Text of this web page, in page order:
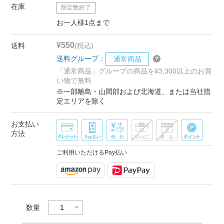
在庫 限定数終了
お一人様1点まで
送料 ¥550(税込)
送料グループ：
通常商品
「通常商品」グループの商品を¥3,300以上のお買
い物で無料
※一部離島・山間部および北海道、または当社指
定エリアを除く
お支払い
方法
ご利用いただけるPay払い
数量